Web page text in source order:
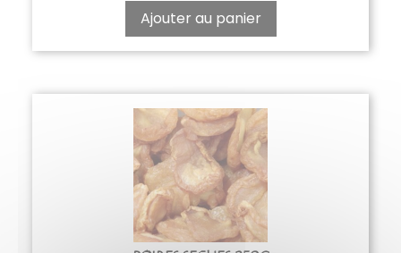
Ajouter au panier